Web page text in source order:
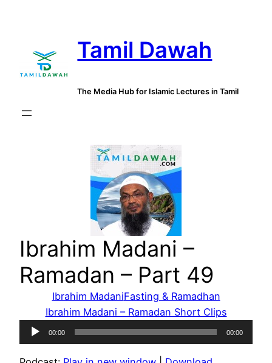
Tamil Dawah
The Media Hub for Islamic Lectures in Tamil
Ibrahim Madani –
Ramadan – Part 49
Ibrahim MadaniFasting & Ramadhan
Ibrahim Madani – Ramadan Short Clips
Audio
Player
00:00 00:00